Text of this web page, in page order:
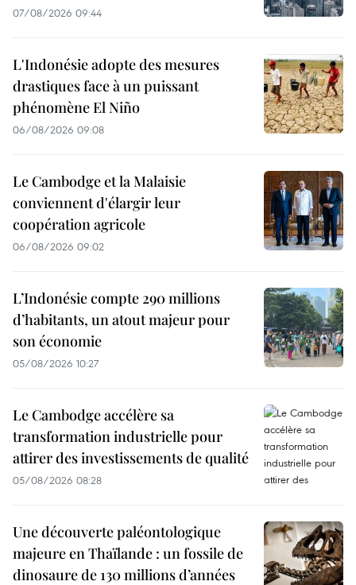
07/08/2026 09:44
L'Indonésie adopte des mesures
drastiques face à un puissant
phénomène El Niño
06/08/2026 09:08
Le Cambodge et la Malaisie
conviennent d'élargir leur
coopération agricole
06/08/2026 09:02
L’Indonésie compte 290 millions
d’habitants, un atout majeur pour
son économie
05/08/2026 10:27
Le Cambodge accélère sa
transformation industrielle pour
attirer des investissements de qualité
05/08/2026 08:28
Une découverte paléontologique
majeure en Thaïlande : un fossile de
dinosaure de 130 millions d’années